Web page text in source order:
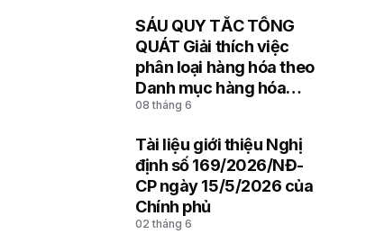
SÁU QUY TẮC TỔNG
QUÁT Giải thích việc
phân loại hàng hóa theo
Danh mục hàng hóa
xuất khẩu, nhập khẩu
thống hài hòa mô tả và
mã hóa hàng hóa (HS)
của Tổ chức Hải quan
thế giới
08 tháng 6
Tài liệu giới thiệu Nghị
định số 169/2026/NĐ-
CP ngày 15/5/2026 của
Chính phủ
02 tháng 6